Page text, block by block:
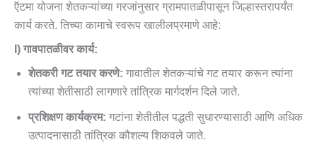
ऍटमा योजना शेतकऱ्यांच्या गरजांनुसार ग्रामपातळीपासून जिल्हास्तरापर्यंत
कार्य करते. तिच्या कामाचे स्वरूप खालीलप्रमाणे आहे:
I) गावपातळीवर कार्य:
शेतकरी गट तयार करणे: गावातील शेतकऱ्यांचे गट तयार करून त्यांना
त्यांच्या शेतीसाठी लागणारे तांत्रिक मार्गदर्शन दिले जाते.
प्रशिक्षण कार्यक्रम: गटांना शेतीतील पद्धती सुधारण्यासाठी आणि अधिक
उत्पादनासाठी तांत्रिक कौशल्य शिकवले जाते.